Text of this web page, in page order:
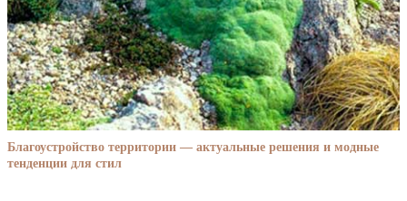
Благоустройство территории — актуальные решения и модные
тенденции для стил